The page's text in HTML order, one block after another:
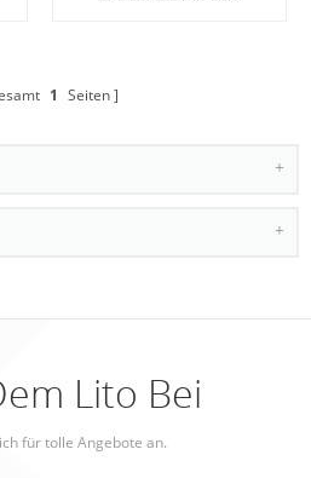
1 Seiten
Lito Bei
für tolle Angebote an.